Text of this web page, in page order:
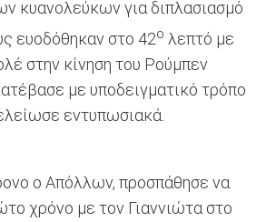
κυανολεύκων για διπλασιασμό
ευοδόθηκαν στο 42ο λεπτό με
στην κίνηση του Ρούμπεν
με υποδειγματικό τρόπο
εντυπωσιακά.
ο Απόλλων, προσπάθησε να
χρόνο με τον Γιαννιώτα στο